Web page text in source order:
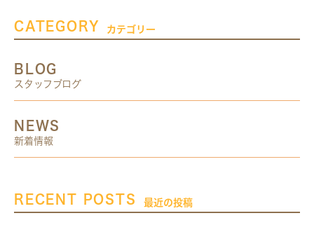
CATEGORY カテゴリー
BLOG
スタッフブログ
NEWS
新着情報
RECENT POSTS 最近の投稿